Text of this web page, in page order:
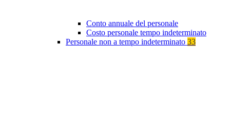
Conto annuale del personale
Costo personale tempo indeterminato
Personale non a tempo indeterminato 33